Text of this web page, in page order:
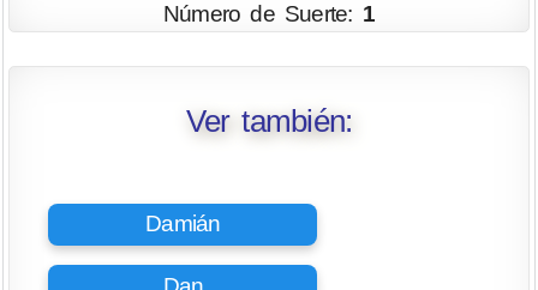
Número de Suerte: 1
Ver también:
Damián